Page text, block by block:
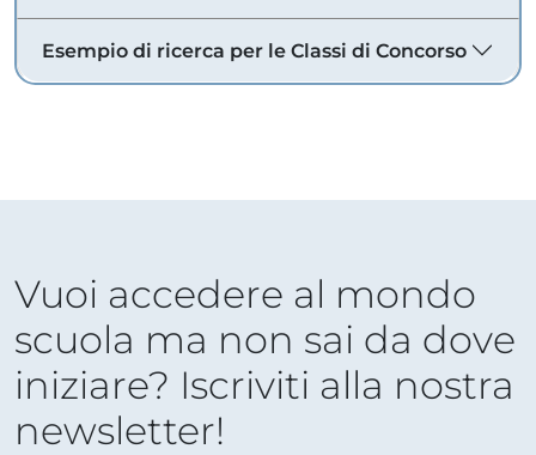
Esempio di ricerca per le Classi di Concorso
Vuoi accedere al mondo
scuola ma non sai da dove
iniziare? Iscriviti alla nostra
newsletter!